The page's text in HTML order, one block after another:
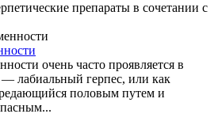
препараты в сочетании с
очень часто проявляется в
лабиальный герпес, или как
половым путем и